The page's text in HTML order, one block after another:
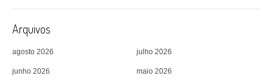
Arquivos
agosto 2026 julho 2026
junho 2026 maio 2026